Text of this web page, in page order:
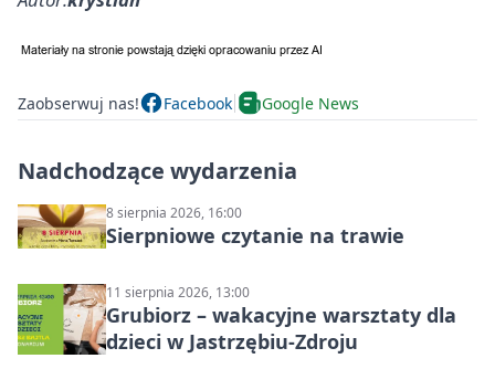
Zaobserwuj nas! Facebook Google News
Nadchodzące wydarzenia
8 sierpnia 2026, 16:00
Sierpniowe czytanie na trawie
11 sierpnia 2026, 13:00
Grubiorz – wakacyjne warsztaty dla
dzieci w Jastrzębiu-Zdroju